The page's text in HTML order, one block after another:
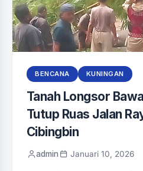
BENCANA KUNINGAN
‎Tanah Longsor
Tutup Ruas Jalan
Cibingbin
admin Januari 10, 2026